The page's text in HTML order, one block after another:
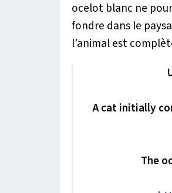
ocelot blanc ne
fondre dans le
l’animal est
A cat initially
The